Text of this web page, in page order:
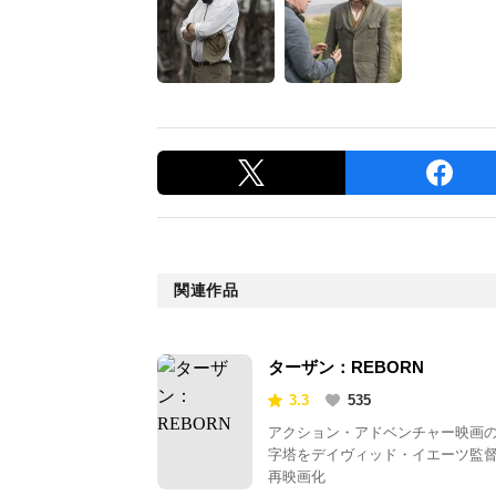
関連作品
ターザン：REBORN
3.3
535
アクション・アドベンチャー映画
字塔をデイヴィッド・イエーツ監
再映画化